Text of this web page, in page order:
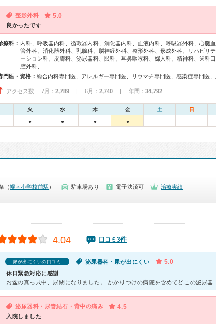
整形外科 5.0
良かったです
療科： 内科、呼吸器内科、循環器内科、消化器内科、血液内科、呼吸器外科、心臓血
管外科、消化器外科、乳腺科、脳神経外科、整形外科、形成外科、リハビリテ
ーション科、皮膚科、泌尿器科、眼科、耳鼻咽喉科、婦人科、精神科、歯科口
腔外科、…
門医・資格：
アクセス数 7月： 2,789 | 6月： 2,740 | 年間： 34,792
火 水 木 金 土 日
● ● ● ●
（幌南小学校前駅 ） 駐車場あり 電子決済可
治療実績
4.04 口コミ3件
尿が出にくいの口コミ 泌尿器科・尿が出にくい 5.0
休日緊急対応に感謝
泌尿器科・尿管結石・背中の痛み 4.5
入院しました